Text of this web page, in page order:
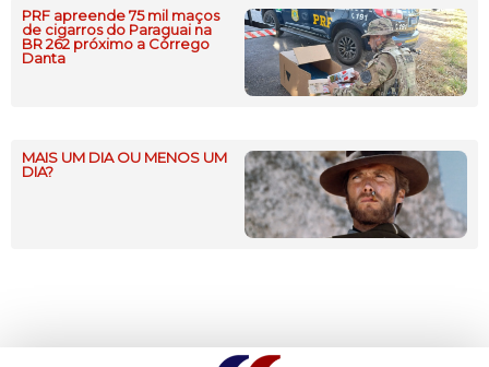
PRF apreende 75 mil maços
de cigarros do Paraguai na
BR 262 próximo a Córrego
Danta
MAIS UM DIA OU MENOS UM
DIA?